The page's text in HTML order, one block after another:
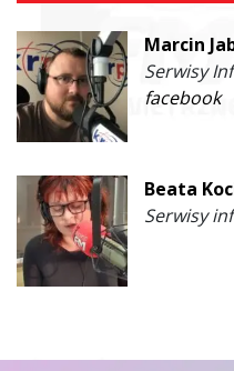
Marcin
Serwisy
facebook
Beata
Serwisy